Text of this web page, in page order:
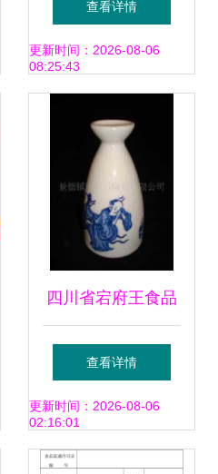
瓶小白龙红盒品鉴
查看详情
更新时间：2026-08-06
08:25:43
四川省宕府王食品
有限责任公司达州
经营部 酒类经营的
查看详情
更新时间：2026-08-06
02:16:01